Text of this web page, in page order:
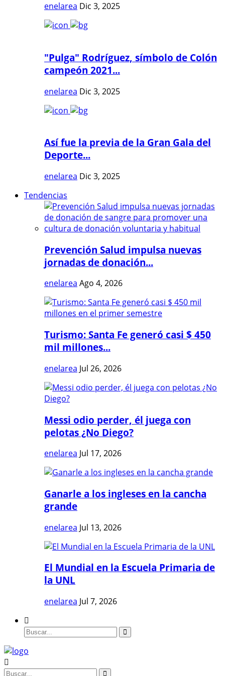
enelarea Dic 3, 2025
"Pulga" Rodríguez, símbolo de Colón
campeón 2021...
enelarea Dic 3, 2025
Así fue la previa de la Gran Gala del
Deporte...
enelarea Dic 3, 2025
Tendencias
Prevención Salud impulsa nuevas
jornadas de donación...
enelarea Ago 4, 2026
Turismo: Santa Fe generó casi $ 450
mil millones...
enelarea Jul 26, 2026
Messi odio perder, él juega con
pelotas ¿No Diego?
enelarea Jul 17, 2026
Ganarle a los ingleses en la cancha
grande
enelarea Jul 13, 2026
El Mundial en la Escuela Primaria de
la UNL
enelarea Jul 7, 2026